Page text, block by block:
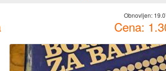
Obnovljen:
Cena: